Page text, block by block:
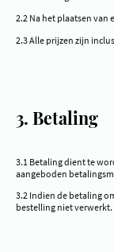
2.2 Na het plaatsen van
2.3 Alle prijzen zijn
3. Betaling
3.1 Betaling dient te
aangeboden
3.2 Indien de betaling
bestelling niet verwerkt.